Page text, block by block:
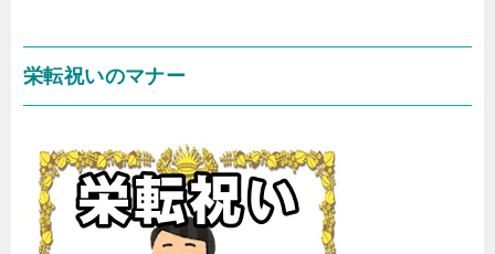
栄転祝いのマナー